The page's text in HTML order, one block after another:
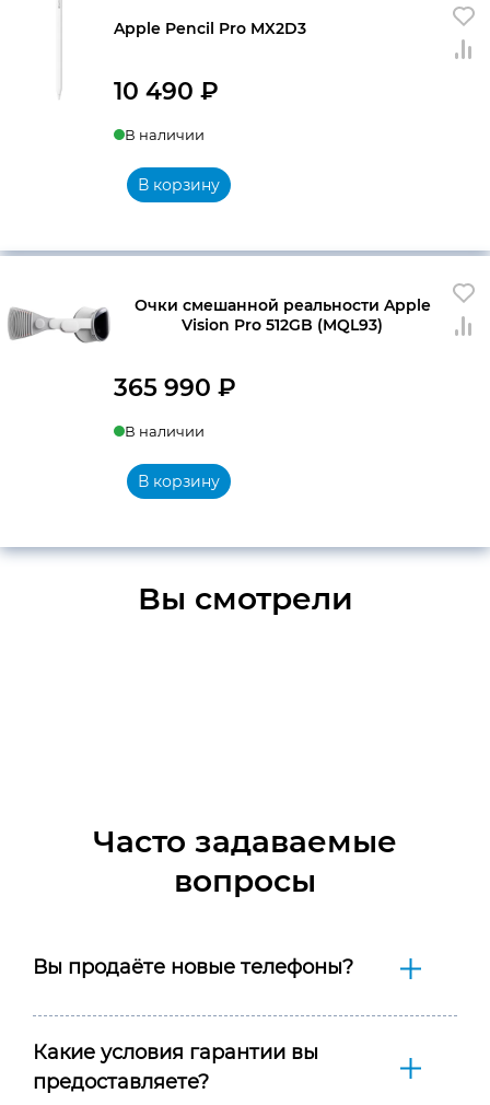
Apple Pencil Pro MX2D3
10 490 ₽
В наличии
В корзину
Очки смешанной реальности Apple
Vision Pro 512GB (MQL93)
365 990 ₽
В наличии
В корзину
Вы смотрели
Часто задаваемые
вопросы
Вы продаёте новые телефоны?
Какие условия гарантии вы
предоставляете?